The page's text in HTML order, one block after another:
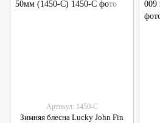
Артикул: 1450-C
Зимняя блесна Lucky John Fin